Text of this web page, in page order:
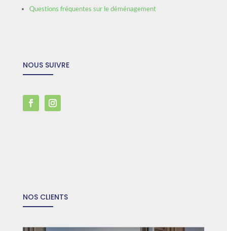
Questions fréquentes sur le déménagement
NOUS SUIVRE
NOS CLIENTS